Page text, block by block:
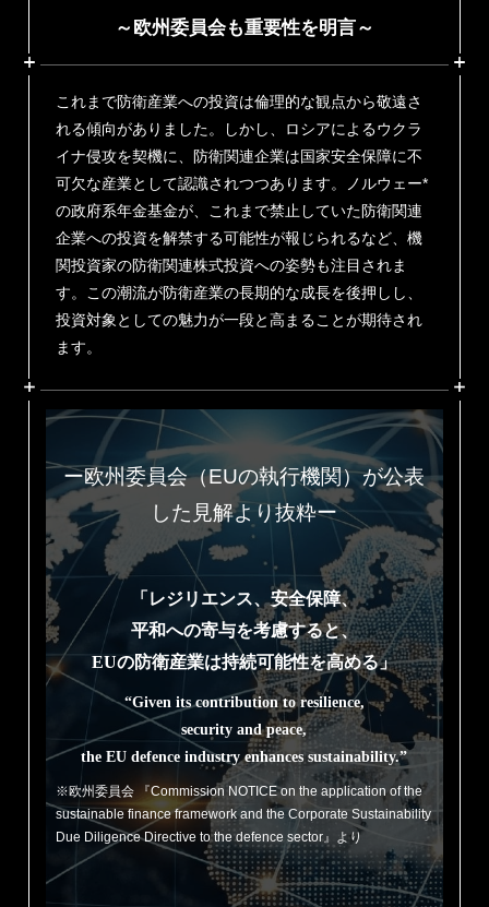
～欧州委員会も重要性を明言～
これまで防衛産業への投資は倫理的な観点から敬遠さ
れる傾向がありました。しかし、ロシアによるウクラ
イナ侵攻を契機に、防衛関連企業は国家安全保障に不
可欠な産業として認識されつつあります。ノルウェー*
の政府系年金基金が、これまで禁止していた防衛関連
企業への投資を解禁する可能性が報じられるなど、機
関投資家の防衛関連株式投資への姿勢も注目されま
す。この潮流が防衛産業の長期的な成長を後押しし、
投資対象としての魅力が一段と高まることが期待され
ます。
ー欧州委員会（EUの執行機関）が公表
した見解より抜粋ー
「レジリエンス、安全保障、
平和への寄与を考慮すると、
EUの防衛産業は持続可能性を高める」
“Given its contribution to resilience,
security and peace,
the EU defence industry enhances sustainability.”
※欧州委員会 『Commission NOTICE on the application of the
sustainable finance framework and the Corporate Sustainability
Due Diligence Directive to the defence sector』より